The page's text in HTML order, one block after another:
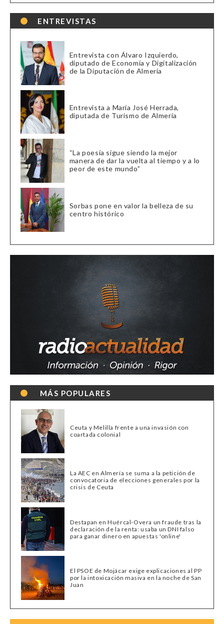
ENTREVISTAS
Entrevista con Álvaro Izquierdo,
diputado de Economía y Digitalización
de la Diputación de Almería
Entrevista a María José Herrada,
diputada de Turismo de Almería
“La poesía sigue siendo la mejor
manera de dar la vuelta al tiempo y a lo
peor de este mundo”
Sorbas pone en valor la belleza de su
centro histórico
MÁS POPULARES
Ceuta y Melilla frente a una invasión con
coartada colonial
La AEC en Almería se suma a la petición de
convocatoria de elecciones generales por la
crisis de Ceuta
Destapan en Huércal-Overa un fraude tras la
declaración de la renta: usaba un DNI falso
para ganar dinero en apuestas 'online'
El PSOE de Mojácar exige explicaciones al PP
por la intoxicación masiva en la noche de San
Juan